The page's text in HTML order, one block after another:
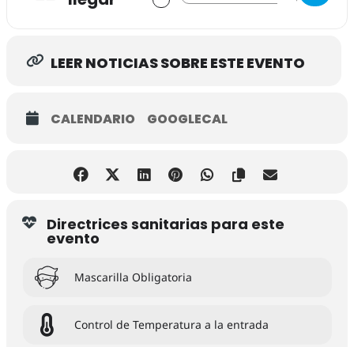
LEER NOTICIAS SOBRE ESTE EVENTO
CALENDARIO GOOGLECAL
Directrices sanitarias para este
evento
Mascarilla Obligatoria
Control de Temperatura a la entrada